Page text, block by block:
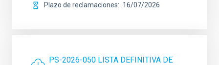
Plazo de reclamaciones
16/07/2026
PS-2026-050 LISTA DEFINITIVA DE